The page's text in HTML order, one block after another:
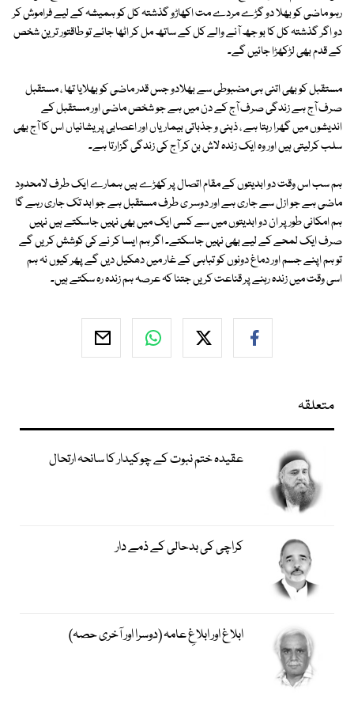
رہو ماضی کو بھلا دو گڑے مردے مت اکھاڑو گذشتہ کل کو ہمیشہ کے لیے فراموش کر
دو اگر گذشتہ کل کا بو جھ آنے والے کل کے ساتھ مل کر اٹھا جائے تو طاقتور ترین شخص
کے قدم بھی لڑکھڑا جائیں گے۔
مستقبل کو بھی اتنی ہی مضبوطی سے بھلادو جس قدر ماضی کو بھلایا تھا ، مستقبل
صرف آج ہے زندگی صرف آج کے دن میں ہے جو شخص ماضی اور مستقبل کے
اندیشوں میں گھرا رہتا ہے ، ذہنی و جذباتی بیماریاں اور اعصابی پریشانیاں اس کا آج بھی
سلب کرلیتی ہیں اور وہ ایک زندہ لاش بن کر آج کی زندگی گزارتا ہے۔
ہم سب اس وقت دو ابدیتوں کے مقام اتصال پر کھڑے ہیں ہمارے ایک طرف لامحدود
ماضی ہے جو ازل سے جاری ہے اور دوسر ی طرف مستقبل ہے جو ابد تک جاری رہے گا
ہم امکانی طور پر ان دو ابدیتوں میں سے کسی ایک میں بھی نہیں جاسکتے ہیں نہیں
صرف ایک لمحے کے لیے بھی نہیں جاسکتے۔ اگر ہم ایسا کر نے کی کوشش کریں گے
تو ہم اپنے جسم اور دماغ دونوں کو تباہی کے غار میں دھکیل دیں گے پھر کیوں نہ ہم
اسی وقت میں زندہ رہنے پر قناعت کریں جتنا کہ عرصہ ہم زندہ رہ سکتے ہیں۔
متعلقہ
عقیدہ ختم نبوت کے چوکیدار کا سانحہ ارتحال
کراچی کی بدحالی کے ذمے دار
ابلاغ اور ابلاغِ عامہ (دوسرا اور آخری حصہ)